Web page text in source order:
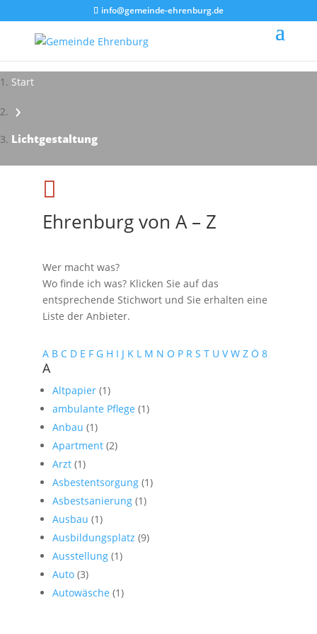
info@gemeinde-ehrenburg.de
Start
›
Lichtgestaltung
Impressionen - Mareike Kranz

Ehrenburg von A – Z
Wer macht was?
Wo finde ich was? Klicken Sie auf das
entsprechende Stichwort und Sie erhalten eine
Liste der Anbieter.
A B C D E F G H I J K L M N O P R S T U V W Z Ö 8
A
Altpapier (1)
ambulante Pflege (1)
Anbau (1)
Apartment (2)
Arzt (1)
Asbestentsorgung (1)
Asbestsanierung (1)
Ausbau (1)
Ausbildungsplatz (9)
Ausstellung (1)
Auto (3)
Autowäsche (1)